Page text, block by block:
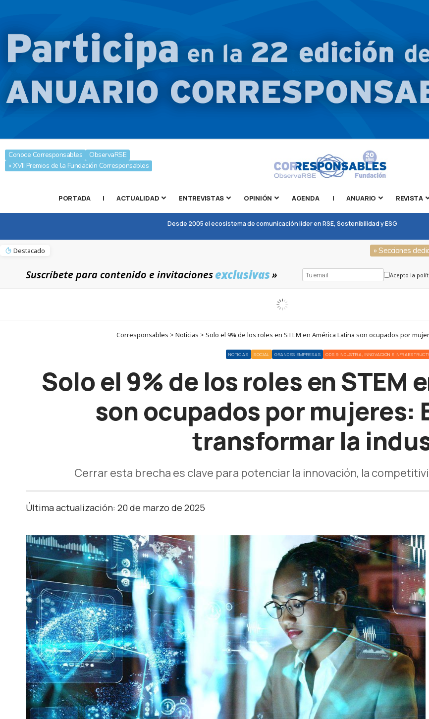
Conoce Corresponsables
ObservaRSE
» XVII Premios de la Fundación Corresponsables
PORTADA | ACTUALIDAD ENTREVISTAS OPINIÓN AGENDA | ANUARIO REVISTA
Desde 2005 el ecosistema de comunicación líder en RSE, Sostenibilidad y ESG
Destacado » Secciones
Suscríbete para contenido e invitacionesexclusivas» Acepto la
Corresponsables > Noticias > Solo el 9% de los roles en STEM en América Latina son ocupados por
NOTICIAS SOCIAL GRANDES EMPRESAS ODS 9 INDUSTRIA, INNOVACIÓN E
Solo el 9% de los roles en STEM
son ocupados por mujeres:
transformar la
Cerrar esta brecha es clave para potenciar la innovación, la
Última actualización: 20 de marzo de 2025